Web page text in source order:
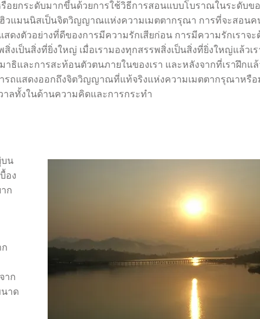
อยกระดับมากขึ้นด้วยการใช้วิธีการสอนแบบโบราณในระดับข
วแมนนิสเป็นจิตวิญญาณแห่งความเมตตากรุณา การที่จะสอนค
สดงตัวอย่างที่ดีของการมีความรักเสียก่อน การมีความรักเราจะ
สิ่งเป็นสิ่งที่ยิ่งใหญ่ เมื่อเรามองทุกสรรพสิ่งเป็นสิ่งที่ยิ่งใหญ่แล้วเ
าธิและการสะท้อนตัวตนภายในของเรา และหลังจากที่เราฝึกแล้
รถแสดงออกถึงจิตวิญญาณที่แท้จริงแห่งความเมตตากรุณาหรื
าลทั้งในด้านความคิดและการกระทำ
บน
อง
ก
าก
าด